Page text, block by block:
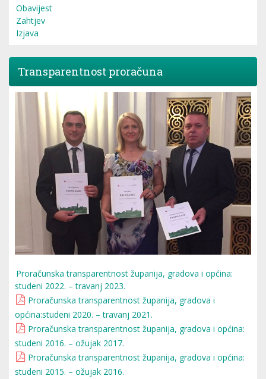
Obavijest
Zahtjev
Izjava
Transparentnost proračuna
Proračunska transparentnost županija, gradova i općina:
studeni 2022. – travanj 2023.
Proračunska transparentnost županija, gradova i
općina:studeni 2020. – travanj 2021.
Proračunska transparentnost županija, gradova i općina:
studeni 2016. – ožujak 2017.
Proračunska transparentnost županija, gradova i općina:
studeni 2015. – ožujak 2016.